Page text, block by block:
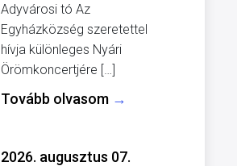
Adyvárosi tó Az
Egyházközség szeretettel
hívja különleges Nyári
Örömkoncertjére […]
Tovább olvasom →
2026. augusztus 07.